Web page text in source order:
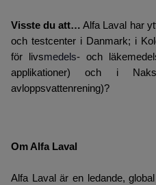
Visste du att… Alfa Laval har
och testcenter i Danmark; i
för livsmedels- och
applikationer) och i
avloppsvattenrening)?
Om Alfa Laval
Alfa Laval är en ledande,